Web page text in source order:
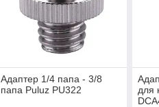
Адаптер 1/4 папа - 3/8
папа Puluz PU322
для